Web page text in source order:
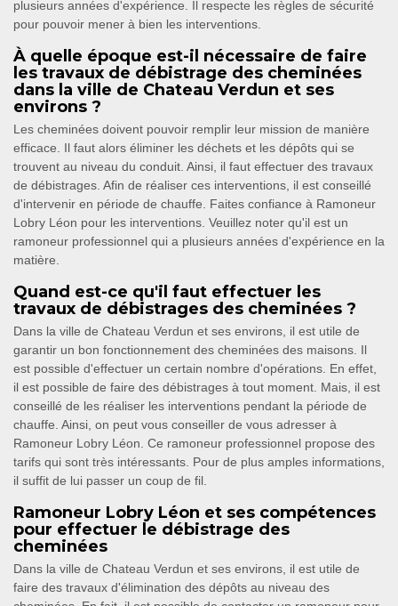
plusieurs années d'expérience. Il respecte les règles de sécurité
pour pouvoir mener à bien les interventions.
À quelle époque est-il nécessaire de faire
les travaux de débistrage des cheminées
dans la ville de Chateau Verdun et ses
environs ?
Les cheminées doivent pouvoir remplir leur mission de manière
efficace. Il faut alors éliminer les déchets et les dépôts qui se
trouvent au niveau du conduit. Ainsi, il faut effectuer des travaux
de débistrages. Afin de réaliser ces interventions, il est conseillé
d'intervenir en période de chauffe. Faites confiance à Ramoneur
Lobry Léon pour les interventions. Veuillez noter qu'il est un
ramoneur professionnel qui a plusieurs années d'expérience en la
matière.
Quand est-ce qu'il faut effectuer les
travaux de débistrages des cheminées ?
Dans la ville de Chateau Verdun et ses environs, il est utile de
garantir un bon fonctionnement des cheminées des maisons. Il
est possible d'effectuer un certain nombre d'opérations. En effet,
il est possible de faire des débistrages à tout moment. Mais, il est
conseillé de les réaliser les interventions pendant la période de
chauffe. Ainsi, on peut vous conseiller de vous adresser à
Ramoneur Lobry Léon. Ce ramoneur professionnel propose des
tarifs qui sont très intéressants. Pour de plus amples informations,
il suffit de lui passer un coup de fil.
Ramoneur Lobry Léon et ses compétences
pour effectuer le débistrage des
cheminées
Dans la ville de Chateau Verdun et ses environs, il est utile de
faire des travaux d'élimination des dépôts au niveau des